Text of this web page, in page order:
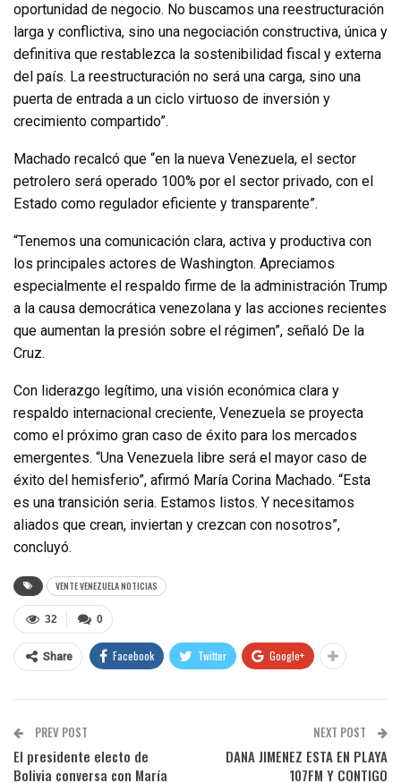
oportunidad de negocio. No buscamos una reestructuración
larga y conflictiva, sino una negociación constructiva, única y
definitiva que restablezca la sostenibilidad fiscal y externa
del país. La reestructuración no será una carga, sino una
puerta de entrada a un ciclo virtuoso de inversión y
crecimiento compartido”.
Machado recalcó que “en la nueva Venezuela, el sector
petrolero será operado 100% por el sector privado, con el
Estado como regulador eficiente y transparente”.
“Tenemos una comunicación clara, activa y productiva con
los principales actores de Washington. Apreciamos
especialmente el respaldo firme de la administración Trump
a la causa democrática venezolana y las acciones recientes
que aumentan la presión sobre el régimen”, señaló De la
Cruz.
Con liderazgo legítimo, una visión económica clara y
respaldo internacional creciente, Venezuela se proyecta
como el próximo gran caso de éxito para los mercados
emergentes. “Una Venezuela libre será el mayor caso de
éxito del hemisferio”, afirmó María Corina Machado. “Esta
es una transición seria. Estamos listos. Y necesitamos
aliados que crean, inviertan y crezcan con nosotros”,
concluyó.
VENTE VENEZUELA NOTICIAS
0
32
Share Facebook Twitter Google+
PREV POST
El presidente electo de
Bolivia conversa con María
NEXT POST
DANA JIMENEZ ESTA EN PLAYA
107FM Y CONTIGO